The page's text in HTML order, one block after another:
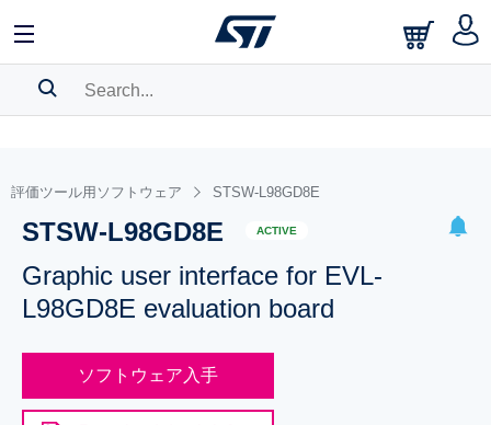
BOOKMARK
Pleaselog into show your saved searches.
評価ツール用ソフトウェア STSW-L98GD8E
STSW-L98GD8E ACTIVE
Graphic user interface for EVL-
L98GD8E evaluation board
ソフトウェア入手